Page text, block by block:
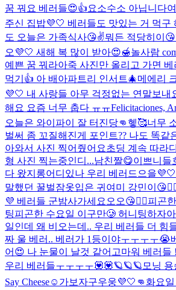
꿈 꿔요 베러들😍👍요소수소 아닙니다
주신 집밥💜🤍 베러들도 맛있는 거 먹구
도 오늘은 가족식사😘✌️뭐든 적당히이
오💜🤍 새해 복 많이 받아😍🍯놀사람
예쁜 꿈 꿔라아죽 사진만 올리고 가면 베
먹기👍 아 배아파트리 인서트🎄메에리
💜🤍 내 사랑들 아무 걱정없는 연말보내
해요 요즘 너무 춥다 ㅠㅠFelicitaciones,
오늘은 와이파이 잘 터진당👊헿🥰너무
벌써 좀 꼬질해진게 포인트?? 나도 똑같
아와서 사진 찍어줬어요초딩 계속 따라
형 사진 찍는중인디...남친짤😋이쁘니들
다 왔지롱어디있나 우리 베러드으을💜🤍
말했던 꿀벌잠옷입은 귀여미 강민이
💜 베러들 군밤사가세요오오😘👍🏻피곤
팅피곤한 수요일 이구만🥲 허니팅하자
일인데 왜 비오는데.. 우리 베러들 더 힘
짜 울 베러.. 베러가 1등이야ㅜㅜㅜㅜ😭
어😍 나 눈물이 날것 같어 고마워 베러들
우리 베러들ㅜㅜㅜㅜ💟💟🪐🪐🪐 모닝 용
Say Cheese☺️ 가보자구우웅💜🤍👊 화요